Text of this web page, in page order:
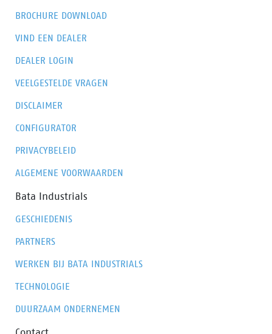
BROCHURE DOWNLOAD
VIND EEN DEALER
DEALER LOGIN
VEELGESTELDE VRAGEN
DISCLAIMER
CONFIGURATOR
PRIVACYBELEID
ALGEMENE VOORWAARDEN
Bata Industrials
GESCHIEDENIS
PARTNERS
WERKEN BIJ BATA INDUSTRIALS
TECHNOLOGIE
DUURZAAM ONDERNEMEN